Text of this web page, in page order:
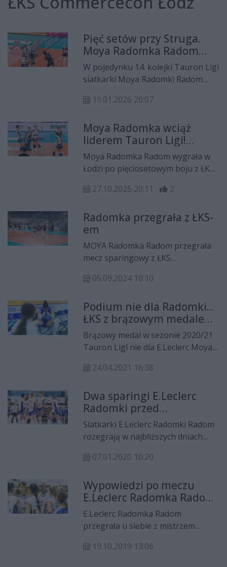
Pięć setów przy Struga.
Moya Radomka Radom
przegrała po tie-breaku z
ŁKS-em Commerceconem
W pojedynku 14. kolejki Tauron Ligi
siatkarki Moya Radomki Radom
breaku przegrały z ŁKS-em
dwukrotnie w tym meczu
prowadziły, ale nie wykorzystały
szansy na zwycięstwo.
19.01.2026 20:07
Moya Radomka wciąż
liderem Tauron Ligi!
Radomianki pokonały na
wyjeździe ŁKS
Commercecon Łódź
Moya Radomka Radom wygrała w
Łodzi po pięciosetowym boju z ŁKS-
pozycję lidera Tauron Ligi.
trzech kolejkach mają na koncie
osiem "oczek".
27.10.2025 20:11 2
Radomka przegrała z ŁKS-
em
MOYA Radomka Radom przegrała
mecz sparingowy z ŁKS
odbyło się w hali Radomskiego
zamknięte dla mediów i
publiczności.
05.09.2024 10:10
Podium nie dla Radomki...
ŁKS z brązowym medalem
Tauron Ligi
Brązowy medal w sezonie 2020/21
Tauron Ligi nie dla E.Leclerc Moya
meczu rywalizacji o trzecie miejsce
Commerceconem Łódź 0:3.
Podopieczne Michala Maska
zdobyły brązowy medal.
24.04.2021 16:38
Dwa sparingi E.Leclerc
Radomki przed
wznowieniem rozgrywek
ligowych
Siatkarki E.Leclerc Radomki Radom
rozegrają w najbliższych dniach
rywalami będzie ŁKS Commercecon
07.01.2020 10:20
Wypowiedzi po meczu
E.Leclerc Radomka Radom
- ŁKS Commercecon Łódź
E.Leclerc Radomka Radom
przegrała u siebie z mistrzem
Po zakończeniu meczu
19.10.2019 13:06